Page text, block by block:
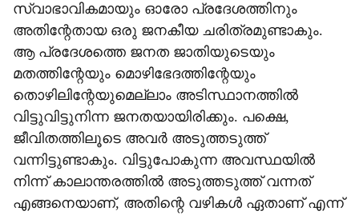
സ്വാഭാവികമായും ഓരോ പ്രദേശത്തിനും
അതിന്റേതായ ഒരു ജനകീയ ചരിത്രമുണ്ടാകും.
ആ പ്രദേശത്തെ ജനത ജാതിയുടെയും
മതത്തിന്റേയും മൊഴിഭേദത്തിന്റേയും
തൊഴിലിന്റേയുമെല്ലാം അടിസ്ഥാനത്തില്‍
വിട്ടുവിട്ടുനിന്ന ജനതയായിരിക്കും. പക്ഷെ,
ജീവിതത്തിലൂടെ അവര്‍ അടുത്തടുത്ത്
വന്നിട്ടുണ്ടാകും. വിട്ടുപോകുന്ന അവസ്ഥയില്‍
നിന്ന് കാലാന്തരത്തില്‍ അടുത്തടുത്ത് വന്നത്
എങ്ങനെയാണ്, അതിന്റെ വഴികള്‍ ഏതാണ് എന്ന്